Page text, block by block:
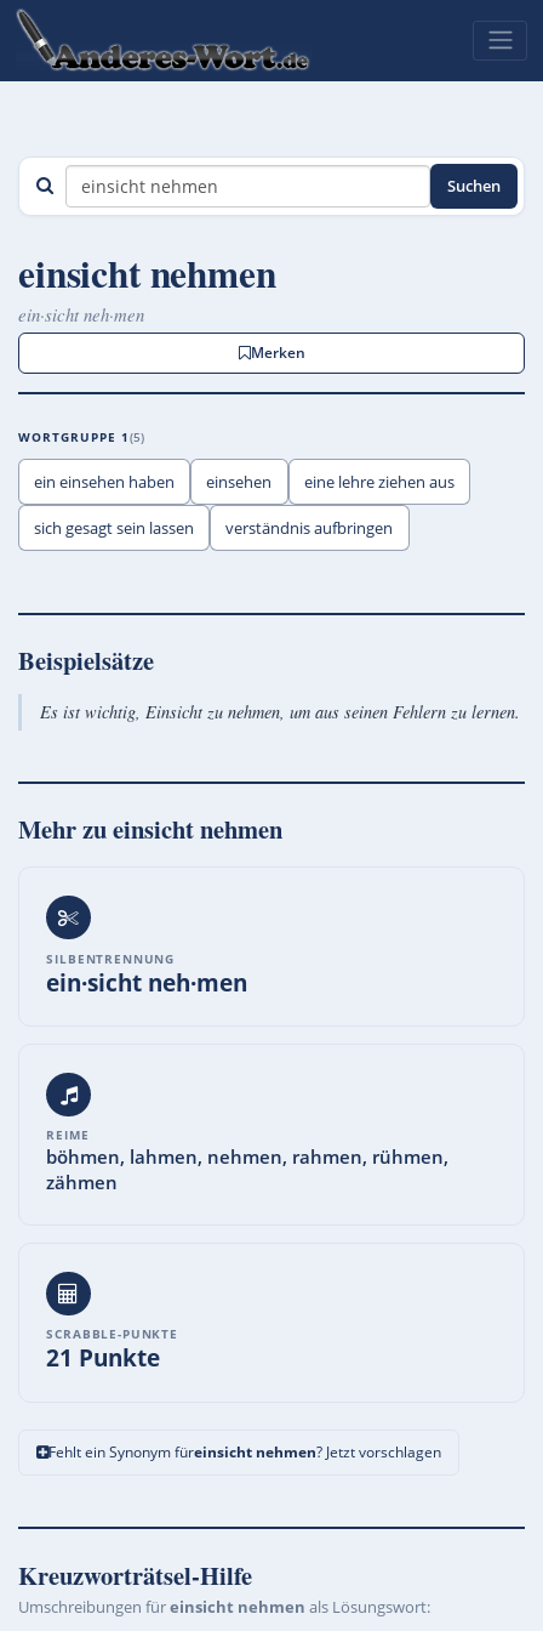
Suchen
einsicht nehmen
ein·sicht neh·men
Merken
WORTGRUPPE 1 5
ein einsehen haben einsehen eine lehre ziehen aus
sich gesagt sein lassen verständnis aufbringen
Beispielsätze
Es ist wichtig, Einsicht zu nehmen, um aus seinen Fehlern zu lernen.
Mehr zueinsicht nehmen
SILBENTRENNUNG
ein·sicht neh·men
REIME
böhmen, lahmen, nehmen, rahmen, rühmen,
zähmen
SCRABBLE-PUNKTE
21 Punkte
Fehlt ein Synonym füreinsicht nehmen? Jetzt vorschlagen
Kreuzworträtsel-Hilfe
Umschreibungen füreinsicht nehmen als Lösungswort: